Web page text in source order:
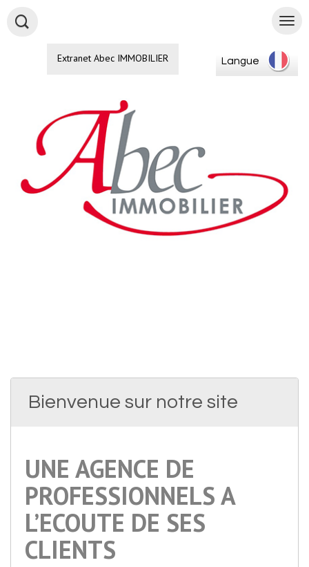
Extranet Abec IMMOBILIER Langue
Bienvenue sur notre site
UNE AGENCE DE
PROFESSIONNELS A
L’ECOUTE DE SES
CLIENTS